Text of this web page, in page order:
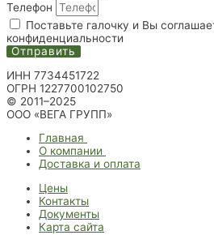
Телефон
Поставьте галочку и Вы
конфиденциальности
Отправить
ИНН 7734451722
ОГРН 1227700102750
© 2011–2025
ООО «ВЕГА ГРУПП»
Главная
О компании
Доставка и оплата
Цены
Контакты
Документы
Карта сайта